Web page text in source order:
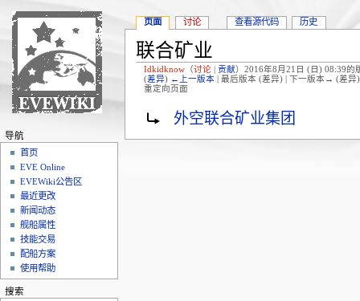
联合矿业
Idkidknow （讨论 |贡献）2016年8月21日 (日) 08:39的
(差异) ←上一版本
| 最后版本 (差异) | 下一版本→ (差异)
重定向页面
重定向至：外空联合矿业集团
页面 讨论 查看源代码 历史
导航
首页
EVE Online
EVEWiki公告区
最近更改
新闻动态
舰船属性
技能交易
配船方案
使用帮助
搜索